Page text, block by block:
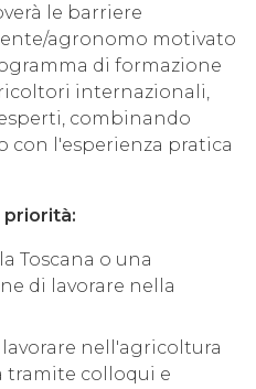
le barriere
agronomo motivato
di formazione
internazionali,
combinando
con l'esperienza pratica
priorità:
Toscana o una
di lavorare nella
nell'agricoltura
tramite colloqui e